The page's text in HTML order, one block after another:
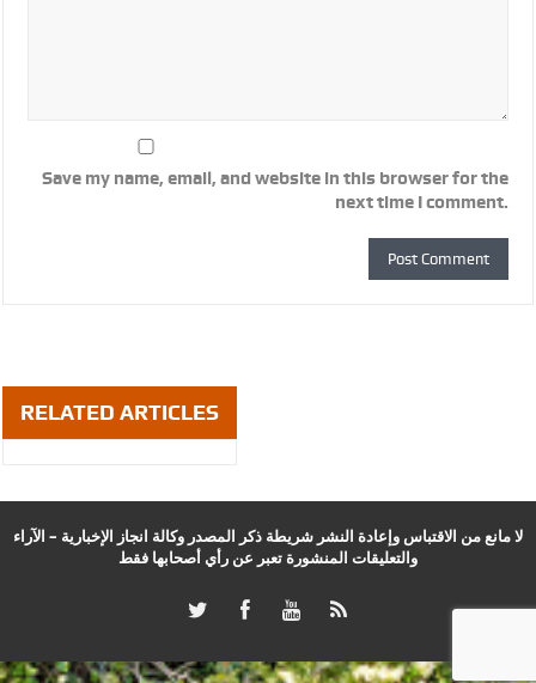
Save my name, email, and website in this browser for the
next time I comment.
RELATED ARTICLES
لا مانع من الاقتباس وإعادة النشر شريطة ذكر المصدر وكالة انجاز الإخبارية – الآراء
والتعليقات المنشورة تعبر عن رأي أصحابها فقط